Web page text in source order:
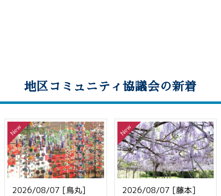
地区コミュニティ協議会の新着
2026/08/07 [鳥丸] 2026/08/07 [藤本]